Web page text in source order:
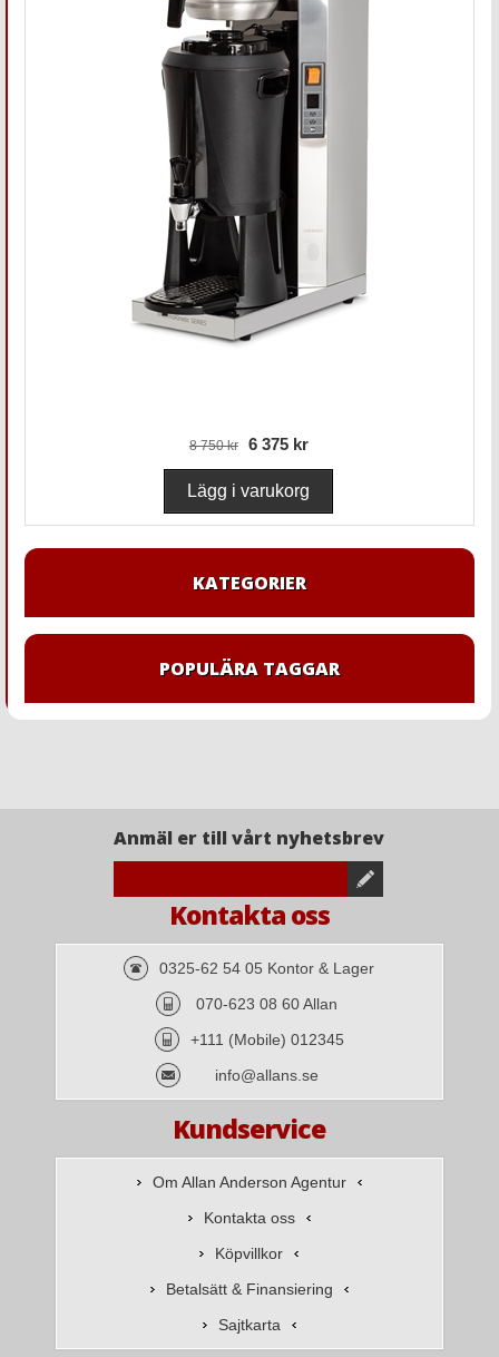
8 750 kr 6 375 kr
KATEGORIER
POPULÄRA TAGGAR
Anmäl er till vårt nyhetsbrev
Kontakta oss
0325-62 54 05 Kontor & Lager
070-623 08 60 Allan
+111 (Mobile) 012345
info@allans.se
Kundservice
Om Allan Anderson Agentur
Kontakta oss
Köpvillkor
Betalsätt & Finansiering
Sajtkarta